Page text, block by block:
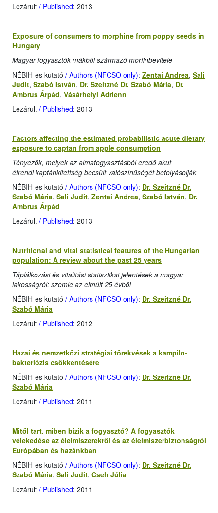
Lezárult / Published: 2013
Exposure of consumers to morphine from poppy seeds in
Hungary
Magyar fogyasztók mákból származó morfinbevitele
NÉBIH-es kutató / Authors (NFCSO only): Zentai Andrea, Sali
Judit, Szabó István, Dr. Szeitzné Dr. Szabó Mária, Dr.
Ambrus Árpád, Vásárhelyi Adrienn
Lezárult / Published: 2013
Factors affecting the estimated probabilistic acute dietary
exposure to captan from apple consumption
Tényezők, melyek az almafogyasztásból eredő akut
étrendi kaptánkitettség becsült valószínűségét befolyásolják
NÉBIH-es kutató / Authors (NFCSO only): Dr. Szeitzné Dr.
Szabó Mária, Sali Judit, Zentai Andrea, Szabó István, Dr.
Ambrus Árpád
Lezárult / Published: 2013
Nutritional and vital statistical features of the Hungarian
population: A review about the past 25 years
Táplálkozási és vitalitási statisztikai jelentések a magyar
lakosságról: szemle az elmúlt 25 évből
NÉBIH-es kutató / Authors (NFCSO only): Dr. Szeitzné Dr.
Szabó Mária
Lezárult / Published: 2012
Hazai és nemzetközi stratégiai törekvések a kampilo­
bakteriózis csökkentésére
NÉBIH-es kutató / Authors (NFCSO only): Dr. Szeitzné Dr.
Szabó Mária
Lezárult / Published: 2011
Mitől tart, miben bízik a fogyasztó? A fogyasztók
vélekedése az élelmiszerekről és az élelmiszerbiztonságról
Európában és hazánkban
NÉBIH-es kutató / Authors (NFCSO only): Dr. Szeitzné Dr.
Szabó Mária, Sali Judit, Cseh Júlia
Lezárult / Published: 2011